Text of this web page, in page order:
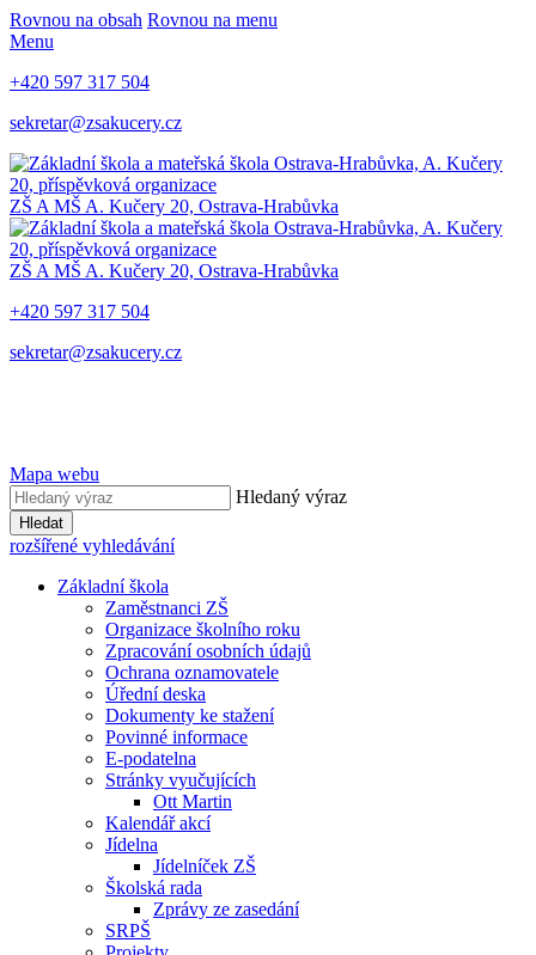
Rovnou na obsah Rovnou na menu
Menu
+420 597 317 504
sekretar@zsakucery.cz
ZŠ A MŠ A. Kučery 20, Ostrava-Hrabůvka
ZŠ A MŠ A. Kučery 20, Ostrava-Hrabůvka
+420 597 317 504
sekretar@zsakucery.cz
Mapa webu
Hledaný výraz
Hledat
rozšířené vyhledávání
Základní škola
Zaměstnanci ZŠ
Organizace školního roku
Zpracování osobních údajů
Ochrana oznamovatele
Úřední deska
Dokumenty ke stažení
Povinné informace
E-podatelna
Stránky vyučujících
Ott Martin
Kalendář akcí
Jídelna
Jídelníček ZŠ
Školská rada
Zprávy ze zasedání
SRPŠ